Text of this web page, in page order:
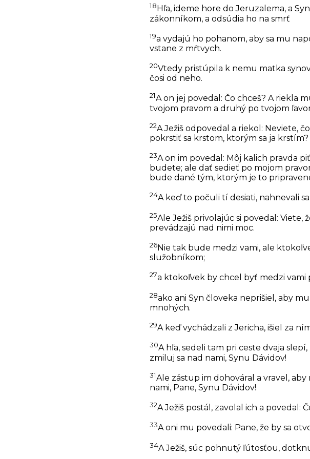
18 Hľa, ideme hore do Jeruzalema, a
zákonníkom, a odsúdia ho na smrť
19a vydajú ho pohanom, aby sa mu
vstane z mŕtvych.
20Vtedy pristúpila k nemu matka
čosi od neho.
21A on jej povedal: Čo chceš? A riekla
tvojom pravom a druhý po tvojom
22A Ježiš odpovedal a riekol: Neviete,
pokrstiť sa krstom, ktorým sa ja
23A on im povedal: Môj kalich pravda
budete; ale dať sedieť po mojom
bude dané tým, ktorým je to
24A keď to počuli tí desiati, nahnevali
25Ale Ježiš privolajúc si povedal:
prevádzajú nad nimi moc.
26Nie tak bude medzi vami, ale
služobníkom;
27a ktokoľvek by chcel byť medzi vami
28ako ani Syn človeka neprišiel, aby
mnohých.
29A keď vychádzali z Jericha, išiel za
30A hľa, sedeli tam pri ceste dvaja
zmiluj sa nad nami, Synu Dávidov!
31Ale zástup im dohováral a vravel, aby
nami, Pane, Synu Dávidov!
32A Ježiš postál, zavolal ich a povedal:
33A oni mu povedali: Pane, že by sa
34A Ježiš, súc pohnutý ľútosťou,